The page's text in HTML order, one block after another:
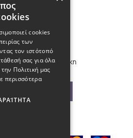
224 460
54621, Θεσσαλονίκη
cookies
των
τον ιστότοπό
σας για όλα
Πολιτική μας
περισσότερα